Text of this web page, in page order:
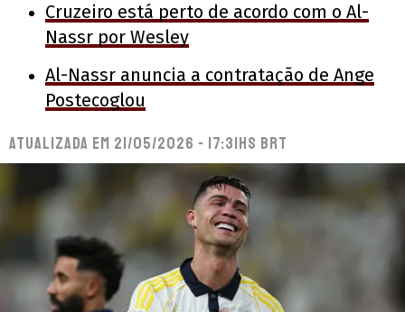
Cruzeiro está perto de acordo com o Al-
Nassr por Wesley
Al-Nassr anuncia a contratação de Ange
Postecoglou
Atualizada em 21/05/2026 - 17:31hs BRT